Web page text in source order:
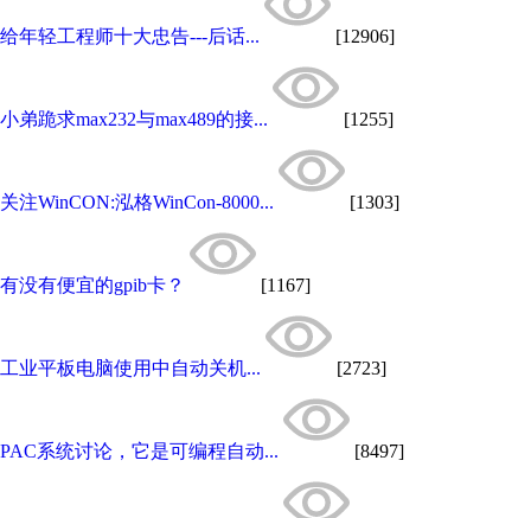
给年轻工程师十大忠告---后话... [12906]
小弟跪求max232与max489的接... [1255]
关注WinCON:泓格WinCon-8000... [1303]
有没有便宜的gpib卡？ [1167]
工业平板电脑使用中自动关机... [2723]
PAC系统讨论，它是可编程自动... [8497]